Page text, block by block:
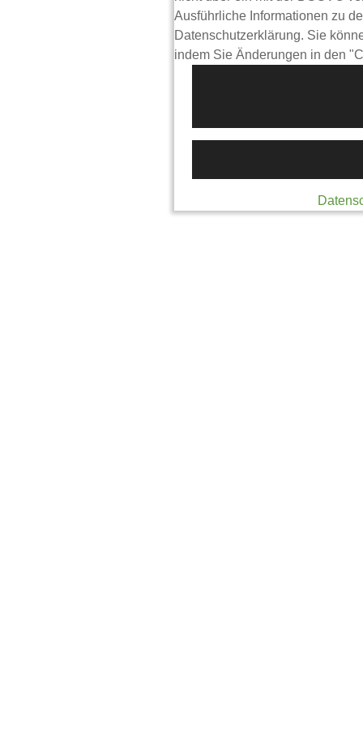
Ausführliche Informationen zu
Datenschutzerklärung. Sie
indem Sie Änderungen in den